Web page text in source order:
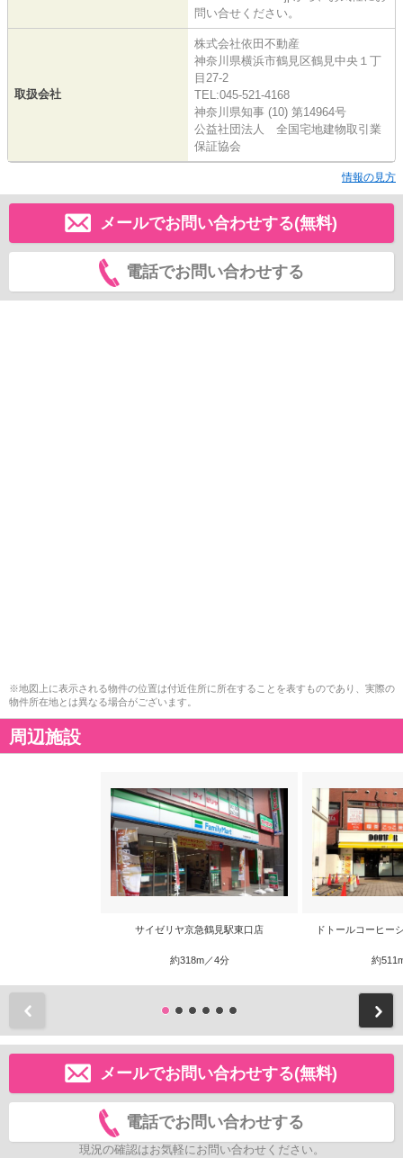
問い合せください。
取扱会社
株式会社依田不動産
神奈川県横浜市鶴見区鶴見中央１丁
目27-2
TEL:045-521-4168
神奈川県知事 (10) 第14964号
公益社団法人 全国宅地建物取引業
保証協会
情報の見方
メールでお問い合わせする(無料)
電話でお問い合わせする
※地図上に表示される物件の位置は付近住所に所在することを表すものであり、実際の
物件所在地とは異なる場合がございます。
周辺施設
サイゼリヤ京急鶴見駅東口店
約318m／4分
ドトールコーヒー
約
メールでお問い合わせする(無料)
電話でお問い合わせする
現況の確認はお気軽にお問い合わせください。